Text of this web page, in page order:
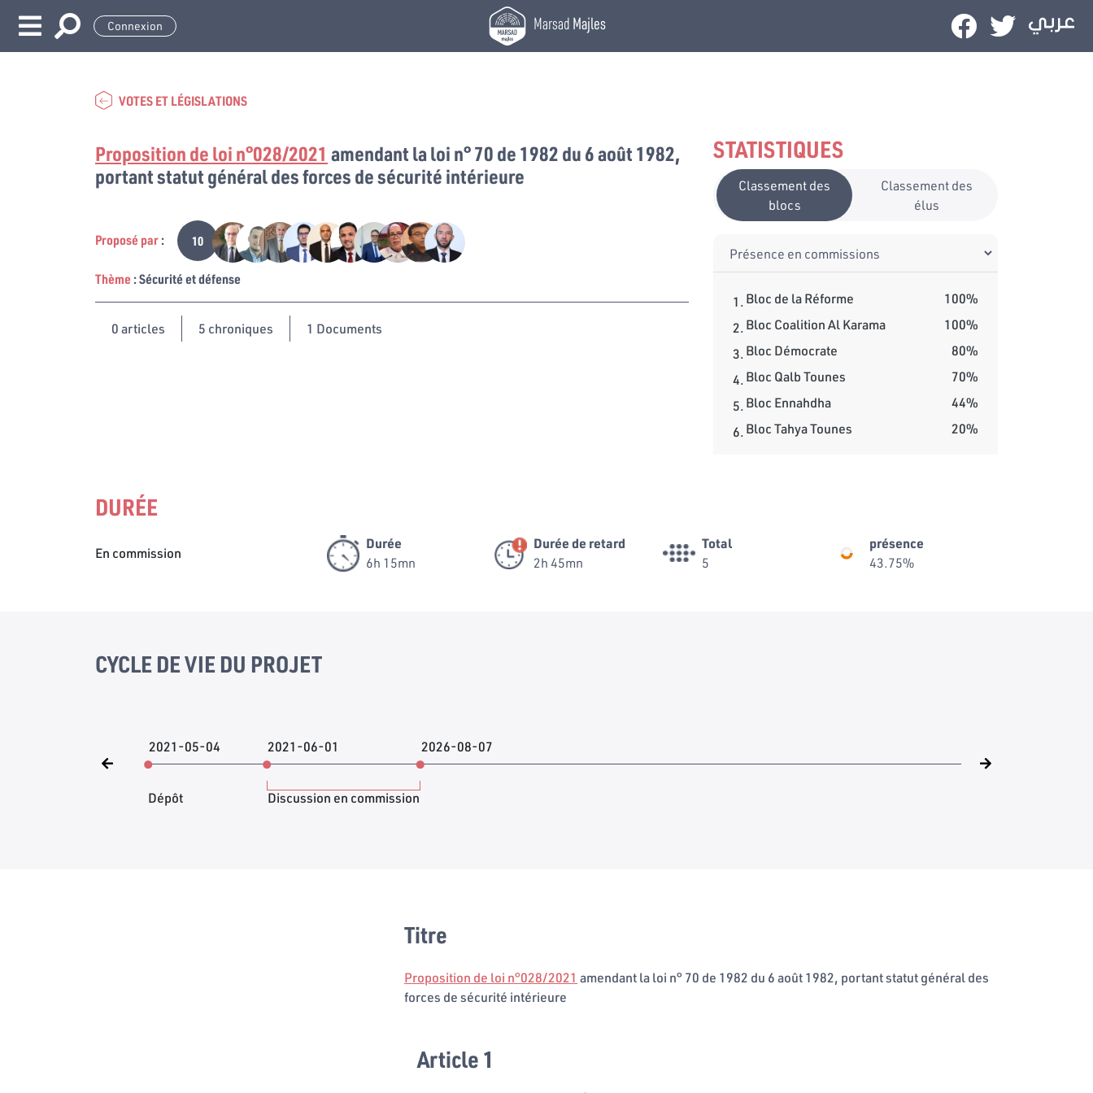
Connexion MarsadMajles
VOTES ET LÉGISLATIONS
STATISTIQUES
Classement des
blocs
Classement des
élus
1.Bloc de la Réforme
100%
2.Bloc Coalition Al Karama
100%
3.Bloc Démocrate
80%
4.Bloc Qalb Tounes
70%
5.Bloc Ennahdha
44%
6.Bloc Tahya Tounes 20%
Proposition de loi n°028/2021 amendant la loi n° 70 de 1982 du 6 août 1982,
portant statut général des forces de sécurité intérieure
Proposé par: 10
Thème: Sécurité et défense
0articles 5 chroniques 1 Documents
DURÉE
En commission
Durée
6h 15mn
Durée de retard
2h 45mn
Total
5
présence
43.75%
CYCLE DE VIE DU PROJET
2021-05-04
Dépôt
2021-06-01 2026-08-07
Discussion en commission
Titre
Proposition de loi n°028/2021 amendant la loi n° 70 de 1982 du 6 août 1982, portant statut général des
forces de sécurité intérieure
Article 1